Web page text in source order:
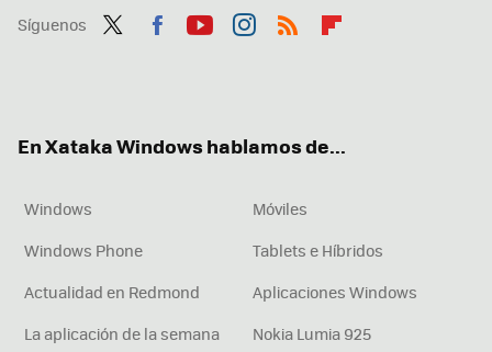
Síguenos
En Xataka Windows hablamos de...
Windows
Móviles
Windows Phone
Tablets e Híbridos
Actualidad en Redmond
Aplicaciones Windows
La aplicación de la semana
Nokia Lumia 925